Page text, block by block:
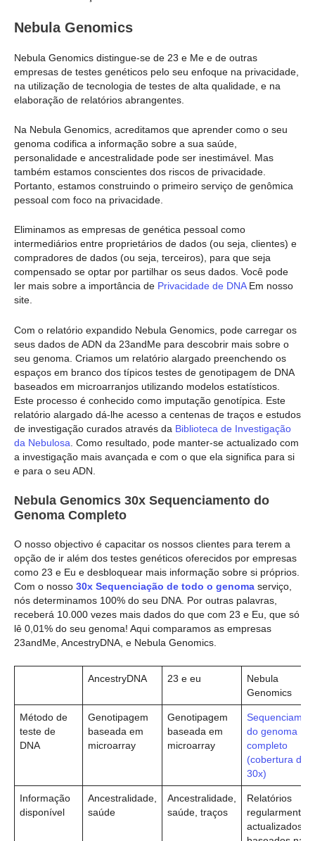
Nebula Genomics
Nebula Genomics distingue-se de 23 e Me e de outras
empresas de testes genéticos pelo seu enfoque na privacidade,
na utilização de tecnologia de testes de alta qualidade, e na
elaboração de relatórios abrangentes.
Na Nebula Genomics, acreditamos que aprender como o seu
genoma codifica a informação sobre a sua saúde,
personalidade e ancestralidade pode ser inestimável. Mas
também estamos conscientes dos riscos de privacidade.
Portanto, estamos construindo o primeiro serviço de genômica
pessoal com foco na privacidade.
Eliminamos as empresas de genética pessoal como
intermediários entre proprietários de dados (ou seja, clientes) e
compradores de dados (ou seja, terceiros), para que seja
compensado se optar por partilhar os seus dados. Você pode
ler mais sobre a importância de Privacidade de DNAEm nosso
site.
Com o relatório expandido Nebula Genomics, pode carregar os
seus dados de ADN da 23andMe para descobrir mais sobre o
seu genoma. Criamos um relatório alargado preenchendo os
espaços em branco dos típicos testes de genotipagem de DNA
baseados em microarranjos utilizando modelos estatísticos.
Este processo é conhecido como imputação genotípica. Este
relatório alargado dá-lhe acesso a centenas de traços e estudos
de investigação curados através da Biblioteca de Investigação
da Nebulosa . Como resultado, pode manter-se actualizado com
a investigação mais avançada e com o que ela significa para si
e para o seu ADN.
Nebula Genomics 30x Sequenciamento do
Genoma Completo
O nosso objectivo é capacitar os nossos clientes para terem a
opção de ir além dos testes genéticos oferecidos por empresas
como 23 e Eu e desbloquear mais informação sobre si próprios.
Com o nosso 30x Sequenciação de todo o genoma serviço,
nós determinamos 100% do seu DNA. Por outras palavras,
receberá 10.000 vezes mais dados do que com 23 e Eu, que só
lê 0,01% do seu genoma! Aqui comparamos as empresas
23andMe, AncestryDNA, e Nebula Genomics.
AncestryDNA 23 e eu
Nebula
Genomics
Método de
teste de
DNA
Genotipagem
baseada em
microarray
Genotipagem
baseada em
microarray
do genoma
completo
(cobertura de
30x)
Informação
disponível
Ancestralidade,
saúde
Ancestralidade,
saúde, traços
Relatórios
regularmente
actualizados